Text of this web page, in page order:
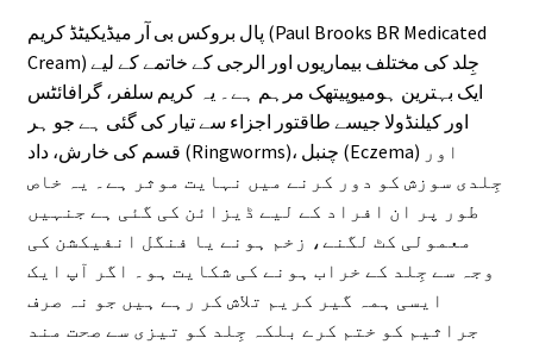
پال بروکس بی آر میڈیکیٹڈ کریم (Paul Brooks BR Medicated
Cream) جِلد کی مختلف بیماریوں اور الرجی کے خاتمے کے لیے
ایک بہترین ہومیوپیتھک مرہم ہے۔ یہ کریم سلفر، گرافائٹس
اور کیلنڈولا جیسے طاقتور اجزاء سے تیار کی گئی ہے جو ہر
قسم کی خارش، داد (Ringworms)، چنبل (Eczema) اور
جِلدی سوزش کو دور کرنے میں نہایت موثر ہے۔ یہ خاص
طور پر ان افراد کے لیے ڈیزائن کی گئی ہے جنہیں
معمولی کٹ لگنے، زخم ہونے یا فنگل انفیکشن کی
وجہ سے جِلد کے خراب ہونے کی شکایت ہو۔ اگر آپ ایک
ایسی ہمہ گیر کریم تلاش کر رہے ہیں جو نہ صرف
جراثیم کو ختم کرے بلکہ جِلد کو تیزی سے صحت مند